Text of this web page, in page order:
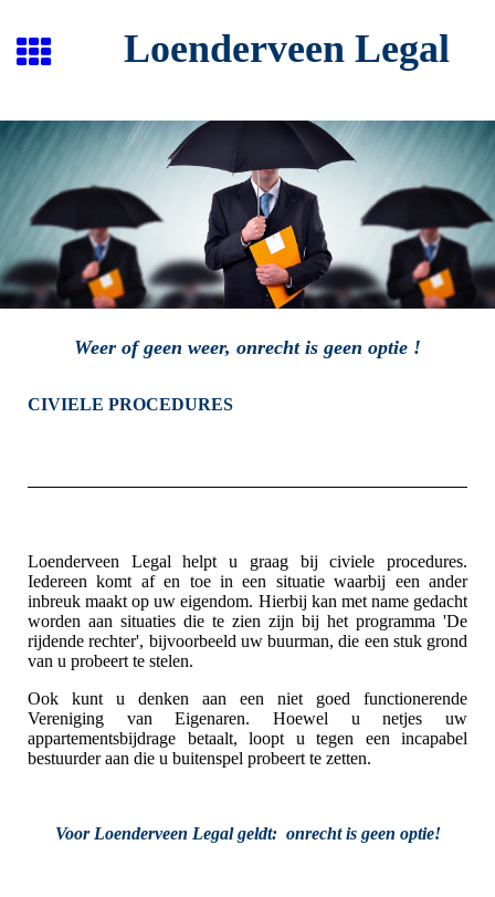
Loenderveen Legal
Weer of geen weer, onrecht is geen optie !
CIVIELE PROCEDURES
Loenderveen Legal helpt u graag bij civiele procedures.
Iedereen komt af en toe in een situatie waarbij een ander
inbreuk maakt op uw eigendom. Hierbij kan met name gedacht
worden aan situaties die te zien zijn bij het programma 'De
rijdende rechter', bijvoorbeeld uw buurman, die een stuk grond
van u probeert te stelen.
Ook kunt u denken aan een niet goed functionerende
Vereniging van Eigenaren. Hoewel u netjes uw
appartementsbijdrage betaalt, loopt u tegen een incapabel
bestuurder aan die u buitenspel probeert te zetten.
Voor Loenderveen Legal geldt: onrecht is geen optie!